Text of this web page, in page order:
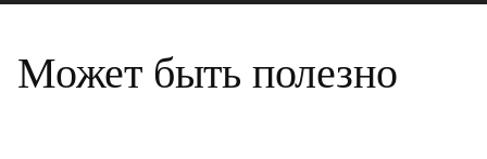
Может быть полезно